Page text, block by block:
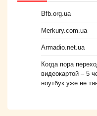
Bfb.org.ua
Merkury.com.ua
Armadio.net.ua
Когда пора
видеокартой – 5
ноутбук уже не